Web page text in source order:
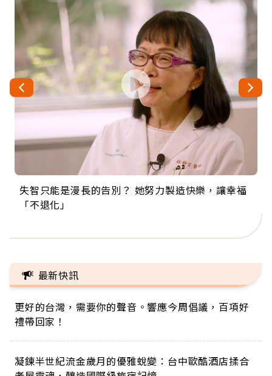
失智只能是漫長的告別？ 她努力製造快樂，讓幸福
「不退化」
來自剛果的巧克力神父 為台灣奉獻36年 「台灣是我
的家，我連作夢都講台語！」
63歲卸矽谷副總、搬回台灣找快樂！「蛋黃哥小
丑」走進安養院，逗樂上萬爺奶：退休後才開始真
104歲打破金氏世界紀錄 成為全球最年長羽球選
手，分享長壽的秘密原來是「這個」
事業巔峰他選擇追夢…黑手阿伯拉小提琴還登上小
巨蛋！連CNN都大讚！
最新快訊
更好的台灣，需要你的聲音。響應今周倡議，百項好
禮帶回家！
凝鍊半世紀流金歲月的優雅蛻變：台中歐酷酒店揉合